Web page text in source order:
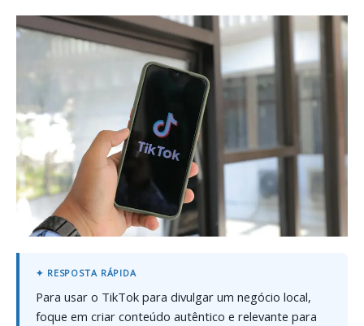
Para usar o TikTok para divulgar um negócio local,
foque em criar conteúdo autêntico e relevante para